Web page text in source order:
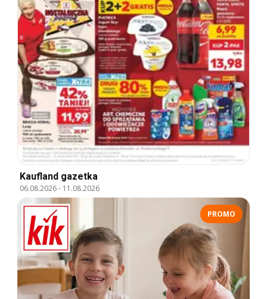
Kaufland gazetka
06.08.2026- 11.08.2026
PROMO